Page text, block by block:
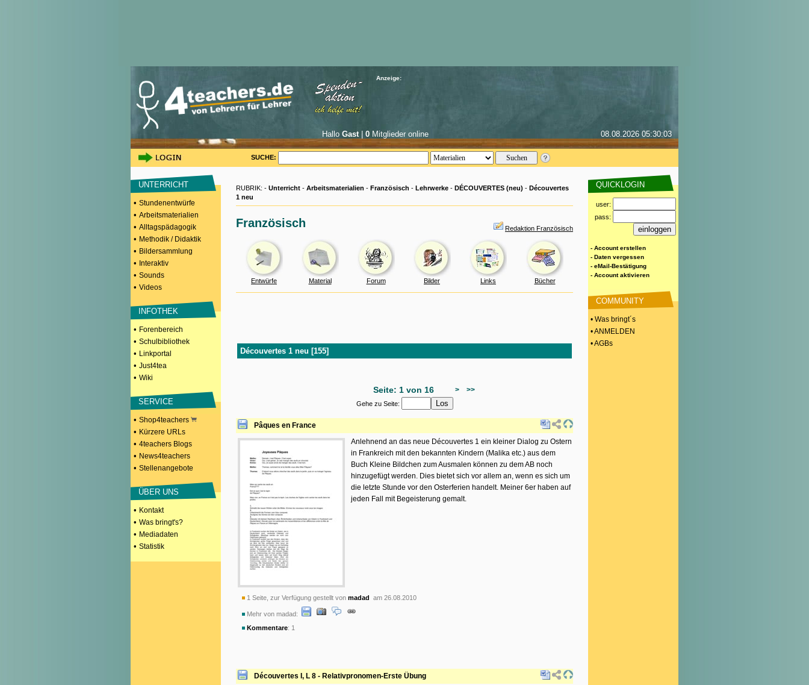
Anzeige:
Hallo Gast| 0Mitglieder online 08.08.2026 05:30:03
SUCHE:
UNTERRICHT
• Stundenentwürfe
• Arbeitsmaterialien
• Alltagspädagogik
• Methodik / Didaktik
• Bildersammlung
• Interaktiv
• Sounds
• Videos
INFOTHEK
• Forenbereich
• Schulbibliothek
• Linkportal
• Just4tea
• Wiki
SERVICE
• Shop4teachers
• Kürzere URLs
• 4teachers Blogs
• News4teachers
• Stellenangebote
ÜBER UNS
• Kontakt
• Was bringt's?
• Mediadaten
• Statistik
RUBRIK: - Unterricht - Arbeitsmaterialien - Französisch - Lehrwerke - DÉCOUVERTES (neu) - Découvertes
1 neu
Französisch Redaktion Französisch
Entwürfe Material Forum Bilder Links Bücher
Découvertes 1 neu [155]
Seite: 1 von 16 > >>
Gehe zu Seite:
Pâques en France
Anlehnend an das neue Découvertes 1 ein kleiner Dialog zu Ostern
in Frankreich mit den bekannten Kindern (Malika etc.) aus dem
Buch Kleine Bildchen zum Ausmalen können zu dem AB noch
hinzugefügt werden. Dies bietet sich vor allem an, wenn es sich um
die letzte Stunde vor den Osterferien handelt. Meiner 6er haben auf
jeden Fall mit Begeisterung gemalt.
1 Seite, zur Verfügung gestellt von madad am 26.08.2010
Mehr von madad:
Kommentare: 1
Découvertes I, L 8 - Relativpronomen-Erste Übung
QUICKLOGIN
user:
pass:
- Account erstellen
- Daten vergessen
- eMail-Bestätigung
- Account aktivieren
COMMUNITY
• Was bringt´s
• ANMELDEN
• AGBs